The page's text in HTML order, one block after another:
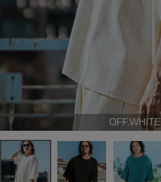
OFF.WHITE